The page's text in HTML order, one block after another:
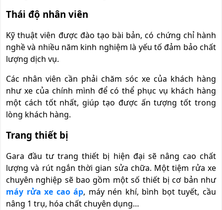
Thái độ nhân viên
Kỹ thuật viên được đào tạo bài bản, có chứng chỉ hành
nghề và nhiều năm kinh nghiệm là yếu tố đảm bảo chất
lượng dịch vụ.
Các nhân viên cần phải chăm sóc xe của khách hàng
như xe của chính mình để có thể phục vụ khách hàng
một cách tốt nhất, giúp tạo được ấn tượng tốt trong
lòng khách hàng.
Trang thiết bị
Gara đầu tư trang thiết bị hiện đại sẽ nâng cao chất
lượng và rút ngắn thời gian sửa chữa. Một tiệm rửa xe
chuyên nghiệp sẽ bao gồm một số thiết bị cơ bản như
máy rửa xe cao áp, máy nén khí, bình bọt tuyết, cầu
nâng 1 trụ, hóa chất chuyên dụng…